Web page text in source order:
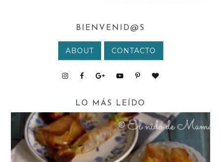
BIENVENID@S
ABOUT CONTACTO
LO MÁS LEÍDO